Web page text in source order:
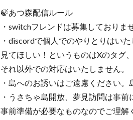
🍃あつ森配信ルール
・switchフレンドは募集しておりま
・discordで個人でのやりとりはいた
見てほしい！というものはXのタグ
それ以外での対応はいたしません。
・島へのお誘いはご遠慮ください。
・うさちゃ島開放、夢見訪問は事前
事前準備が必要なものなのでご理解